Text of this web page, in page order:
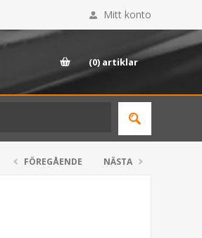
Mitt konto
(0) artiklar
FÖREGÅENDE NÄSTA